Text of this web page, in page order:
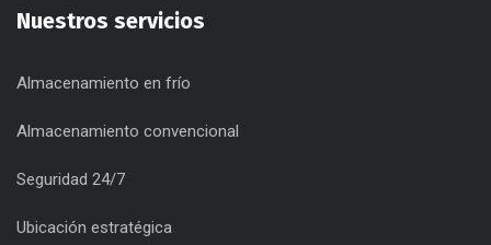
Nuestros servicios
Almacenamiento en frío
Almacenamiento convencional
Seguridad 24/7
Ubicación estratégica